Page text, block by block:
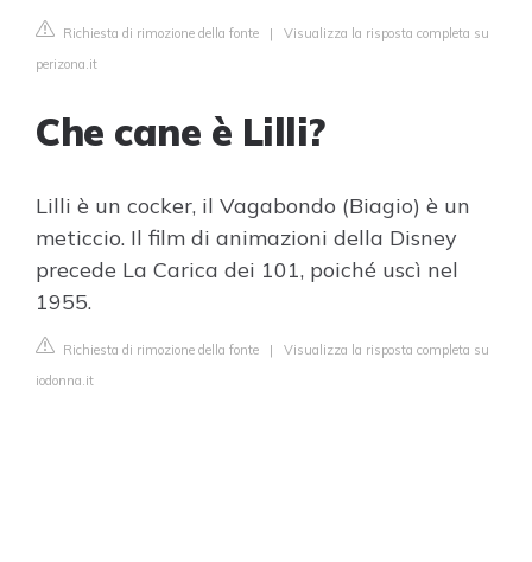
Richiesta di rimozione della fonte | Visualizza la risposta completa su
perizona.it
Che cane è Lilli?
Lilli è un cocker, il Vagabondo (Biagio) è un
meticcio. Il film di animazioni della Disney
precede La Carica dei 101, poiché uscì nel
1955.
Richiesta di rimozione della fonte | Visualizza la risposta completa su
iodonna.it